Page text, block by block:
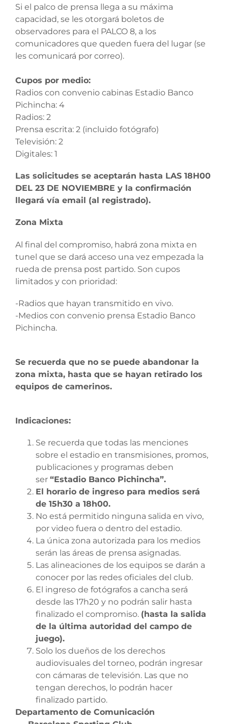
Si el palco de prensa llega a su máxima
capacidad, se les otorgará boletos de
observadores para el PALCO 8, a los
comunicadores que queden fuera del lugar (se
les comunicará por correo).
Cupos por medio:
Radios con convenio cabinas Estadio Banco
Pichincha: 4
Radios: 2
Prensa escrita: 2 (incluido fotógrafo)
Televisión: 2
Digitales: 1
Las solicitudes se aceptarán hasta LAS 18H00
DEL 23 DE NOVIEMBRE y la confirmación
llegará vía email (al registrado).
Zona Mixta
Al final del compromiso, habrá zona mixta en
tunel que se dará acceso una vez empezada la
rueda de prensa post partido. Son cupos
limitados y con prioridad:
-Radios que hayan transmitido en vivo.
-Medios con convenio prensa Estadio Banco
Pichincha.
Se recuerda que no se puede abandonar la
zona mixta, hasta que se hayan retirado los
equipos de camerinos.
Indicaciones:
Se recuerda que todas las menciones
sobre el estadio en transmisiones, promos,
publicaciones y programas deben
ser “Estadio Banco Pichincha”.
El horario de ingreso para medios será
de 15h30 a 18h00.
No está permitido ninguna salida en vivo,
por video fuera o dentro del estadio.
La única zona autorizada para los medios
serán las áreas de prensa asignadas.
Las alineaciones de los equipos se darán a
conocer por las redes oficiales del club.
El ingreso de fotógrafos a cancha será
desde las 17h20 y no podrán salir hasta
finalizado el compromiso. (hasta la salida
de la última autoridad del campo de
juego).
Solo los dueños de los derechos
audiovisuales del torneo, podrán ingresar
con cámaras de televisión. Las que no
tengan derechos, lo podrán hacer
finalizado partido.
Departamento de Comunicación